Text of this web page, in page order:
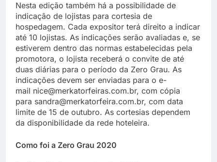
Nesta edição também há a possibilidade de
indicação de lojistas para cortesia de
hospedagem. Cada expositor terá direito a indicar
até 10 lojistas. As indicações serão avaliadas e, se
estiverem dentro das normas estabelecidas pela
promotora, o lojista receberá o convite de até
duas diárias para o período da Zero Grau. As
indicações devem ser enviadas para o e-
mail nice@merkatorfeiras.com.br, com cópia
para sandra@merkatorfeira.com.br, com data
limite de 15 de outubro. As cortesias dependem
da disponibilidade da rede hoteleira.
Como foi a Zero Grau 2020